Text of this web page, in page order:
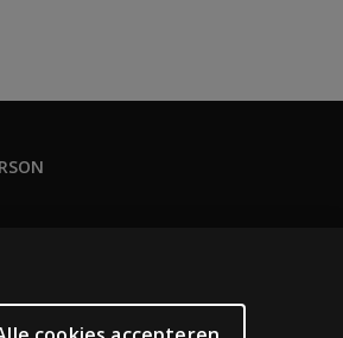
voor kinderen van 6-16 jaar.